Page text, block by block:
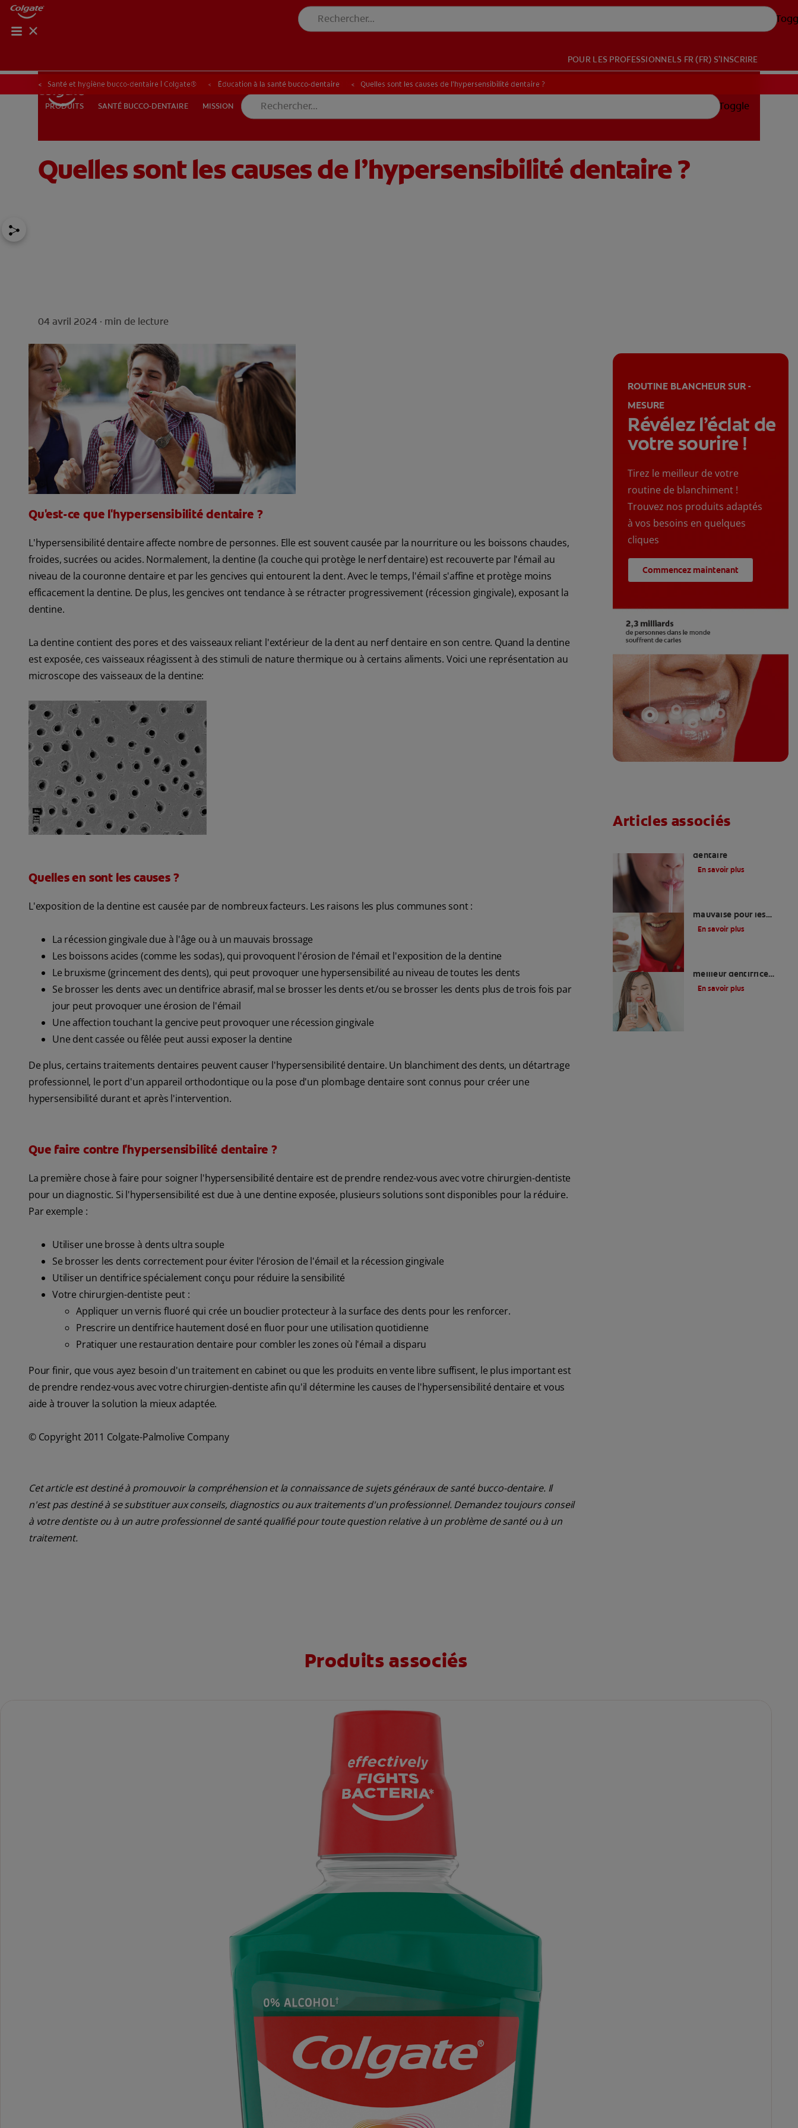
PRODUITS SANTÉ BUCCO-DENTAIRE
POUR LES PROFESSIONNELS FR (FR) S’INSCRIRE
POUR LES PROFESSIONNELS FR (FR) S’INSCRIRE
PRODUITS SANTÉ BUCCO-DENTAIRE MISSION
ROUTINE BLANCHEUR SUR MESURE RECHERCHE DES SOLUTIONS IDÉALES
Toggle
Santé et hygiène bucco-dentaire | Colgate® Éducation à la santé bucco-dentaire Quelles sont les causes de l’hypersensibilité dentaire ?
Quelles sont les causes de l’hypersensibilité dentaire ?
04 avril 2024 · min de lecture
Qu'est-ce que l'hypersensibilité dentaire ?
L'hypersensibilité dentaire affecte nombre de personnes. Elle est souvent causée par la nourriture ou les boissons chaudes,
froides, sucrées ou acides. Normalement, la dentine (la couche qui protège le nerf dentaire) est recouverte par l'émail au
niveau de la couronne dentaire et par les gencives qui entourent la dent. Avec le temps, l'émail s'affine et protège moins
efficacement la dentine. De plus, les gencives ont tendance à se rétracter progressivement (récession gingivale), exposant la
dentine.
La dentine contient des pores et des vaisseaux reliant l'extérieur de la dent au nerf dentaire en son centre. Quand la dentine
est exposée, ces vaisseaux réagissent à des stimuli de nature thermique ou à certains aliments. Voici une représentation au
microscope des vaisseaux de la dentine:
Quelles en sont les causes ?
L'exposition de la dentine est causée par de nombreux facteurs. Les raisons les plus communes sont :
La récession gingivale due à l'âge ou à un mauvais brossage
Les boissons acides (comme les sodas), qui provoquent l'érosion de l'émail et l'exposition de la dentine
Le bruxisme (grincement des dents), qui peut provoquer une hypersensibilité au niveau de toutes les dents
Se brosser les dents avec un dentifrice abrasif, mal se brosser les dents et/ou se brosser les dents plus de trois fois par
jour peut provoquer une érosion de l'émail
Une affection touchant la gencive peut provoquer une récession gingivale
Une dent cassée ou fêlée peut aussi exposer la dentine
De plus, certains traitements dentaires peuvent causer l'hypersensibilité dentaire. Un blanchiment des dents, un détartrage
professionnel, le port d'un appareil orthodontique ou la pose d'un plombage dentaire sont connus pour créer une
hypersensibilité durant et après l'intervention.
Que faire contre l'hypersensibilité dentaire ?
La première chose à faire pour soigner l'hypersensibilité dentaire est de prendre rendez-vous avec votre chirurgien-dentiste
pour un diagnostic. Si l'hypersensibilité est due à une dentine exposée, plusieurs solutions sont disponibles pour la réduire.
Par exemple :
Utiliser une brosse à dents ultra souple
Se brosser les dents correctement pour éviter l'érosion de l'émail et la récession gingivale
Utiliser un dentifrice spécialement conçu pour réduire la sensibilité
Votre chirurgien-dentiste peut :
Appliquer un vernis fluoré qui crée un bouclier protecteur à la surface des dents pour les renforcer.
Prescrire un dentifrice hautement dosé en fluor pour une utilisation quotidienne
Pratiquer une restauration dentaire pour combler les zones où l'émail a disparu
Pour finir, que vous ayez besoin d'un traitement en cabinet ou que les produits en vente libre suffisent, le plus important est
de prendre rendez-vous avec votre chirurgien-dentiste afin qu'il détermine les causes de l'hypersensibilité dentaire et vous
aide à trouver la solution la mieux adaptée.
© Copyright 2011 Colgate-Palmolive Company
Cet article est destiné à promouvoir la compréhension et la connaissance de sujets généraux de santé bucco-dentaire. Il
n'est pas destiné à se substituer aux conseils, diagnostics ou aux traitements d'un professionnel. Demandez toujours conseil
à votre dentiste ou à un autre professionnel de santé qualifié pour toute question relative à un problème de santé ou à un
traitement.
ROUTINE BLANCHEUR SUR -
MESURE
Révélez l’éclat de
votre sourire !
Tirez le meilleur de votre
routine de blanchiment !
Trouvez nos produits adaptés
à vos besoins en quelques
cliques
Commencez maintenant
Articles associés
dentaire
En savoir plus
mauvaise pour les
dents ?
En savoir plus
meilleur dentifrice
pour dents sensibles?
En savoir plus
Produits associés